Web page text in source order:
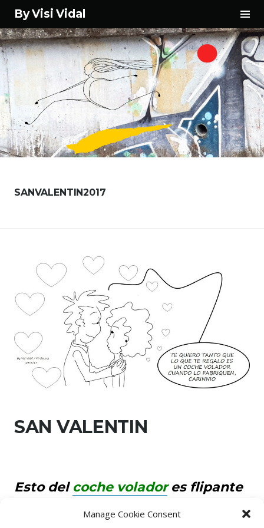
Manage Cookie Consent
By Visi Vidal
contentSANVALENTIN2017
SAN VALENTIN
Esto del coche volador es flipante
pero debe de costar lo que el divorcio de una pop star.